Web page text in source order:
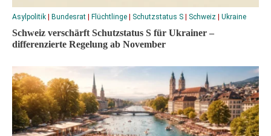
Asylpolitik Bundesrat Flüchtlinge Schutzstatus S Schweiz Ukraine
Schweiz verschärft Schutzstatus S für Ukrainer –
differenzierte Regelung ab November